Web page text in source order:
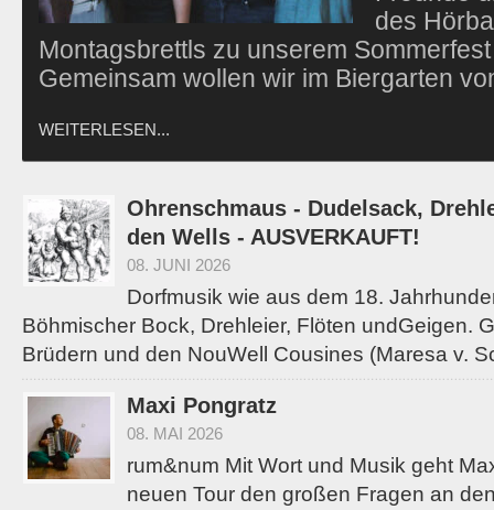
des
Montagsbrettls zu unserem
Gemeinsam wollen wir im Biergarten
WEITERLESEN...
Ohrenschmaus - Dudelsack,
den Wells - AUSVERKAUFT!
08. JUNI 2026
Dorfmusik wie aus dem 18.
Böhmischer Bock, Drehleier, Flöten undGeigen.
Brüdern und den NouWell Cousines (Maresa v.
Maxi Pongratz
08. MAI 2026
rum&num Mit Wort und Musik geht
neuen Tour den großen Fragen an